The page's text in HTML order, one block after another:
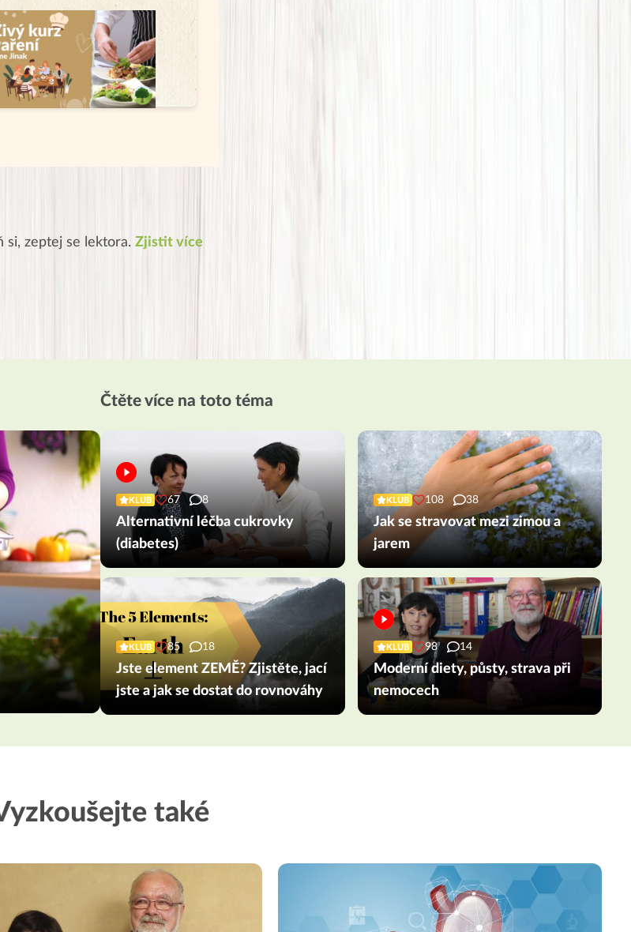
si, zeptej se lektora. Zjistit více
Čtěte více na toto téma
KLUB 67 8
Alternativní léčba cukrovky
(diabetes)
KLUB 108 38
Jak se stravovat mezi zimou a
jarem
KLUB 85 18
Jste element ZEMĚ? Zjistěte, jací
jste a jak se dostat do rovnováhy
KLUB 98 14
Moderní diety, půsty, strava při
nemocech
také